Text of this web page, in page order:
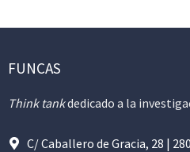
FUNCAS
Think tankdedicado a la
C/ Caballero de Gracia, 28 |